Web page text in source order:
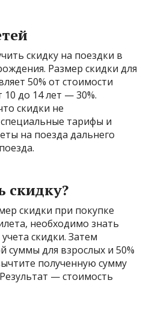
скидку на поездки в
Размер скидки для
50% от стоимости
10 до 14 лет — 30%.
скидки не
тарифы и
на поезда дальнего
скидку?
скидки при покупке
необходимо знать
скидки. Затем
суммы для взрослых и 50%
полученную сумму
— стоимость